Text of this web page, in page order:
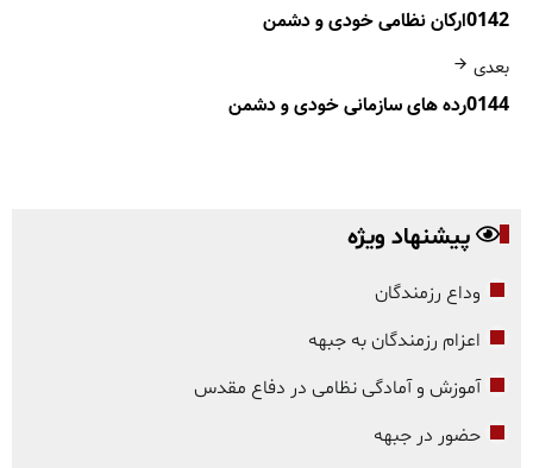
0142ارکان نظامی خودی و دشمن
بعدی
0144رده های سازمانی خودی و دشمن
پیشنهاد ویژه
وداع رزمندگان
اعزام رزمندگان به جبهه
آموزش و آمادگی نظامی در دفاع مقدس
حضور در جبهه